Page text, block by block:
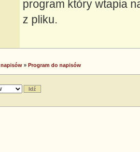
program który wtapia
z pliku.
napisów » Program do napisów